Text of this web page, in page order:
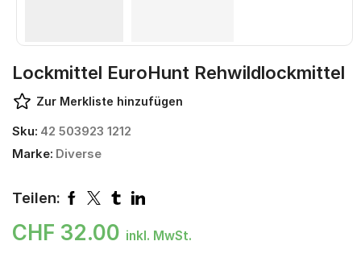
Lockmittel EuroHunt Rehwildlockmittel
Zur Merkliste hinzufügen
Sku: 42 503923 1212
Marke: Diverse
Teilen:
CHF 32.00 inkl. MwSt.